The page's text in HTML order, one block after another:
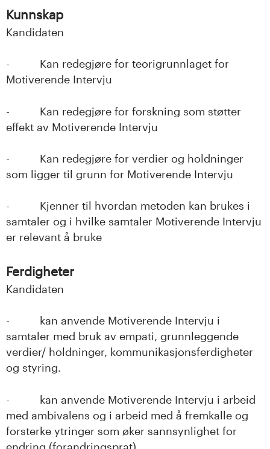
Kunnskap
Kandidaten
- Kan redegjøre for teorigrunnlaget for
Motiverende Intervju
- Kan redegjøre for forskning som støtter
effekt av Motiverende Intervju
- Kan redegjøre for verdier og holdninger
som ligger til grunn for Motiverende Intervju
- Kjenner til hvordan metoden kan brukes i
samtaler og i hvilke samtaler Motiverende Intervju
er relevant å bruke
Ferdigheter
Kandidaten
- kan anvende Motiverende Intervju i
samtaler med bruk av empati, grunnleggende
verdier/ holdninger, kommunikasjonsferdigheter
og styring.
- kan anvende Motiverende Intervju i arbeid
med ambivalens og i arbeid med å fremkalle og
forsterke ytringer som øker sannsynlighet for
endring (forandringsprat).